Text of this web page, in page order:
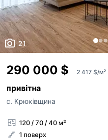
21
290 000 $ 2 417 $/м²
привітна
с. Крюківщина
120 / 70 / 40 м²
1 поверх